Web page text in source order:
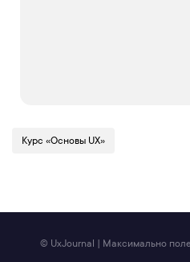
Курс «Основы UX»
© UxJournal | Максимально